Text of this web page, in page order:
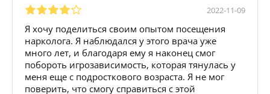
2022-11-09
Я хочу поделиться своим опытом посещения
нарколога. Я наблюдался у этого врача уже
много лет, и благодаря ему я наконец смог
побороть игрозависимость, которая тянулась у
меня еще с подросткового возраста. Я не мог
поверить, что смогу справиться с этой